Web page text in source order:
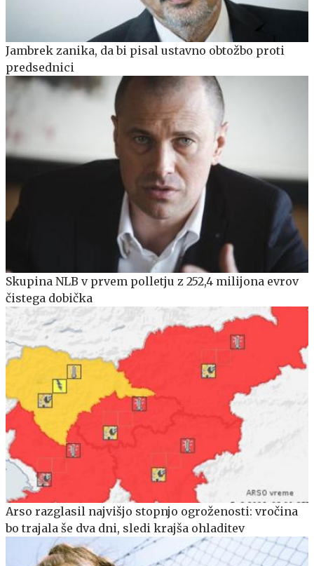
Jambrek zanika, da bi pisal ustavno obtožbo proti
predsednici
Skupina NLB v prvem polletju z 252,4 milijona evrov
čistega dobička
Arso razglasil najvišjo stopnjo ogroženosti: vročina
bo trajala še dva dni, sledi krajša ohladitev